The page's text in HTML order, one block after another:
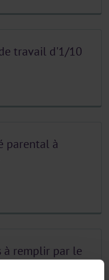
travail d'1/10
parental à
à remplir par le